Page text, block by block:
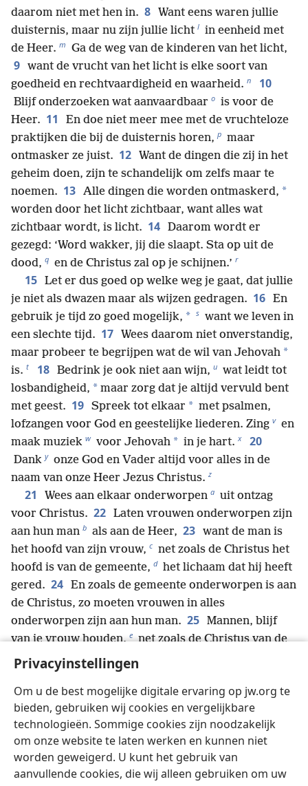
Privacyinstellingen
Om u de best mogelijke digitale ervaring op jw.org te
bieden, gebruiken wij cookies en vergelijkbare
technologieën. Sommige cookies zijn noodzakelijk
om onze website te laten werken en kunnen niet
worden geweigerd. U kunt het gebruik van
aanvullende cookies, die wij alleen gebruiken om uw
daarom niet met hen in. 8 Want eens waren jullie
duisternis, maar nu zijn jullie licht l in eenheid met
de Heer. m Ga de weg van de kinderen van het licht,
9 want de vrucht van het licht is elke soort van
goedheid en rechtvaardigheid en waarheid. n 10
Blijf onderzoeken wat aanvaardbaar o is voor de
Heer. 11
En doe niet meer mee met de vruchteloze
praktijken die bij de duisternis horen, p maar
ontmasker ze juist. 12 Want de dingen die zij in het
geheim doen, zijn te schandelijk om zelfs maar te
noemen. 13 Alle dingen die worden ontmaskerd, *
worden door het licht zichtbaar, want alles wat
zichtbaar wordt, is licht. 14 Daarom wordt er
gezegd: ‘Word wakker, jij die slaapt. Sta op uit de
dood, q en de Christus zal op je schijnen.’ r
15 Let er dus goed op welke weg je gaat, dat jullie
je niet als dwazen maar als wijzen gedragen. 16 En
gebruik je tijd zo goed mogelijk, * s want we leven in
een slechte tijd. 17 Wees daarom niet onverstandig,
maar probeer te begrijpen wat de wil van Jehovah *
is. t 18 Bedrink je ook niet aan wijn, u wat leidt tot
losbandigheid, * maar zorg dat je altijd vervuld bent
met geest. 19 Spreek tot elkaar * met psalmen,
lofzangen voor God en geestelijke liederen. Zing v en
maak muziek w voor Jehovah * in je hart. x 20
Dank y onze God en Vader altijd voor alles in de
naam van onze Heer Jezus Christus. z
21 Wees aan elkaar onderworpen a uit ontzag
voor Christus. 22 Laten vrouwen onderworpen zijn
aan hun man b als aan de Heer, 23 want de man is
het hoofd van zijn vrouw, c net zoals de Christus het
hoofd is van de gemeente, d het lichaam dat hij heeft
gered. 24 En zoals de gemeente onderworpen is aan
de Christus, zo moeten vrouwen in alles
onderworpen zijn aan hun man. 25 Mannen, blijf
van je vrouw houden, e net zoals de Christus van de
gemeente heeft gehouden en zich voor haar heeft
opgeofferd
f
om haar te heiligen, haar te
reinigen door haar te baden in het water van het
woord.
g 27 Zo kon hij de gemeente in haar pracht
aan zichzelf aanbieden, zonder vlek of rimpel of iets
dergelijks, h maar heilig en zonder smet. i
28 Op dezelfde manier moeten mannen van hun
vrouw houden als van hun eigen lichaam. Een man